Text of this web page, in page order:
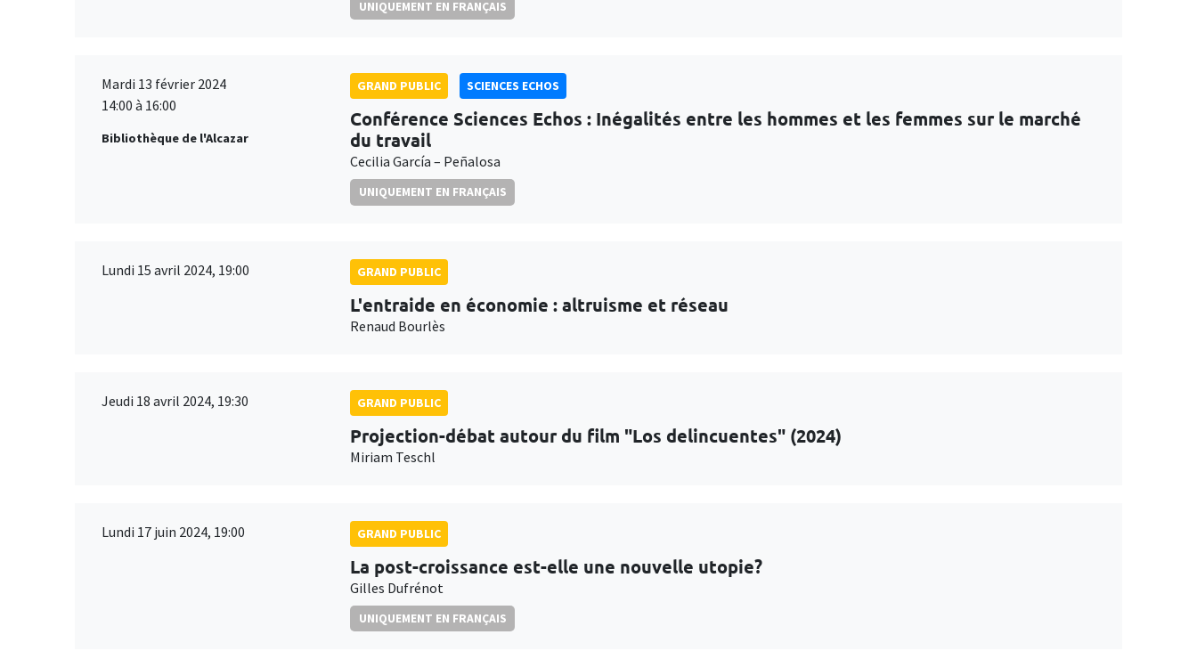
UNIQUEMENT EN FRANÇAIS
Mardi 13 février 2024
14:00 à 16:00
Bibliothèque de l'Alcazar
GRAND PUBLIC SCIENCES ECHOS
Conférence Sciences Echos : Inégalités entre les hommes et les femmes sur le marché
du travail
Cecilia García – Peñalosa
UNIQUEMENT EN FRANÇAIS
Lundi 15 avril 2024, 19:00 GRAND PUBLIC
L'entraide en économie : altruisme et réseau
Renaud Bourlès
Jeudi 18 avril 2024, 19:30 GRAND PUBLIC
Projection-débat autour du film "Los delincuentes" (2024)
Miriam Teschl
Lundi 17 juin 2024, 19:00 GRAND PUBLIC
La post-croissance est-elle une nouvelle utopie?
Gilles Dufrénot
UNIQUEMENT EN FRANÇAIS